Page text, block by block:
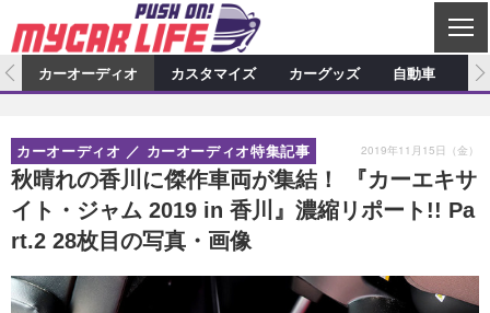
C
L
S
E
カーオーディオ
プロショップ検索 ショップ訪問記
カーオーディオニュース デモカー製作記
その他
カスタマイズ特集記事 カスタマイズ新製品情報
カスタマイズニュース
カーグッズ
カーグッズ特集記事 カーグッズ新製品情報
カーグッズニュース
自動車
スクープ
カーオーディオ カスタマイズ カーグッズ 自動車
秋晴れの香川に傑作車両が集結！ 『カーエキサ
イト・ジャム 2019 in 香川』濃縮リポート!! Pa
rt.2 28枚目の写真・画像
カーオーディオ カーオーディオ特集記事 2019年11月15日（金）